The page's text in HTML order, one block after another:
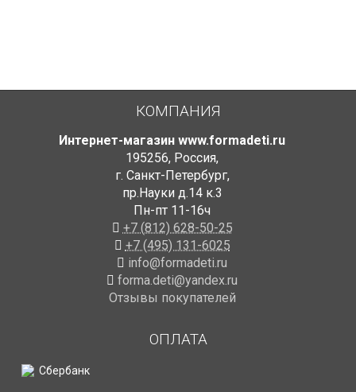
КОМПАНИЯ
Интернет-магазин www.formadeti.ru
195256, Россия,
г. Санкт-Петербург,
пр.Науки д.14 к.3
Пн-пт 11-16ч
+7 (812) 628-50-25
+7 (495) 131-6025
info@formadeti.ru
forma.deti@yandex.ru
Отзывы покупателей
ОПЛАТА